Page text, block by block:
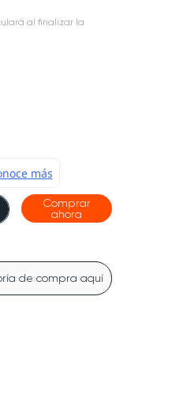
al finalizar la
Comprar
ahora
de compra aquí